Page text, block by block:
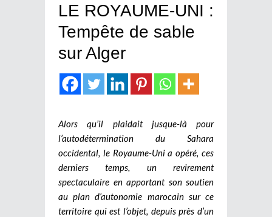
LE ROYAUME-UNI :
Tempête de sable
sur Alger
Alors qu’il plaidait jusque-là pour
l’autodétermination du Sahara
occidental, le Royaume-Uni a opéré, ces
derniers temps, un revirement
spectaculaire en apportant son soutien
au plan d’autonomie marocain sur ce
territoire qui est l’objet, depuis près d’un